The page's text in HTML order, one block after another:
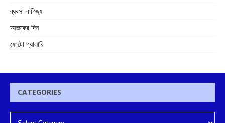
ব্যবসা-বাণিজ্য
আজকের দিন
ফোটো গ্যালারি
CATEGORIES